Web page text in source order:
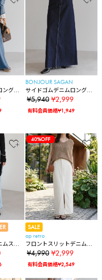
ングス
BONJOUR SAGAN
サイドゴムデニムロングス
カート
¥5,940 ¥2,999
有料会員価格¥1,949
ムスカ
40%OFF
SALE
ap retro
フロントスリットデニムタ
イトスカート
¥4,990 ¥2,999
有料会員価格¥2,549